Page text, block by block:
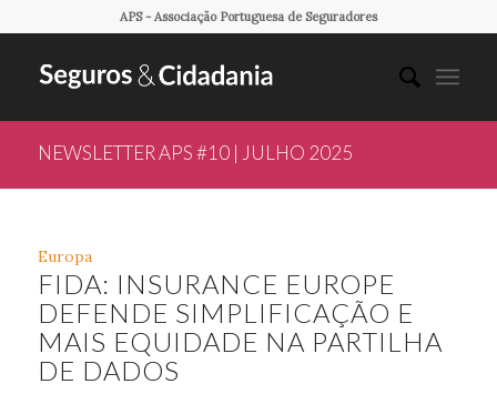
APS - Associação Portuguesa de Seguradores
NEWSLETTER APS #10 | JULHO 2025
Europa
FIDA: INSURANCE EUROPE
DEFENDE SIMPLIFICAÇÃO E
MAIS EQUIDADE NA PARTILHA
DE DADOS